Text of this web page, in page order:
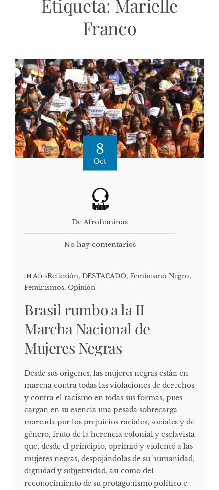
Etiqueta: Marielle
Franco
8
Oct
De Afrofeminas
No hay comentarios
AfroReflexión, DESTACADO, Feminismo Negro,
Feminismos, Opinión
Brasil rumbo a la II
Marcha Nacional de
Mujeres Negras
Desde sus orígenes, las mujeres negras están en
marcha contra todas las violaciones de derechos
y contra el racismo en todas sus formas, pues
cargan en su esencia una pesada sobrecarga
marcada por los prejuicios raciales, sociales y de
género, fruto de la herencia colonial y esclavista
que, desde el principio, oprimió y violentó a las
mujeres negras, despojándolas de su humanidad,
dignidad y subjetividad, así como del
reconocimiento de su protagonismo político e